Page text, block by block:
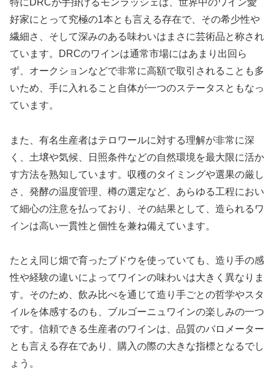
好家にとって究極の1本とも言える存在で、その希少性や
繊細さ、そして深みのある味わいはまさに芸術品と称され
ています。DRCのワインは通常市場にはあまり出回ら
ず、オークションなどで非常に高額で取引されることも多
いため、手に入れること自体が一つのステータスともなっ
ています。
また、有名生産者はテロワールに対する理解が非常に深
く、土壌や気候、日照条件などの自然環境を最大限に活か
す方法を熟知しています。収穫のタイミングや選果の厳し
さ、発酵の温度管理、樽の選定など、あらゆる工程におい
て細心の注意を払っており、その結果として、造られるワ
インは高い一貫性と個性を兼ね備えています。
たとえ同じ畑で育ったブドウを使っていても、造り手の感
性や経験の違いによってワインの味わいは大きく異なりま
す。そのため、飲み比べを通じて造り手ごとの哲学やスタ
イルを体感するのも、ブルゴーニュワインの楽しみの一つ
です。信頼できる生産者のワインは、品質のバロメーター
とも言える存在であり、購入の際の大きな指標となるでし
ょう。